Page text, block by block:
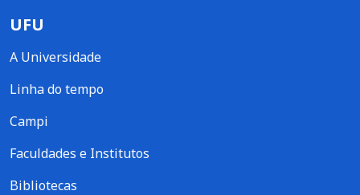
UFU
A Universidade
Linha do tempo
Campi
Faculdades e Institutos
Bibliotecas